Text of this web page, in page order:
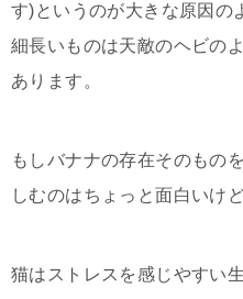
す)というのが大きな原因の
細長いものは天敵のヘビの
あります。
もしバナナの存在そのもの
しむのはちょっと面白いけ
猫はストレスを感じやすい